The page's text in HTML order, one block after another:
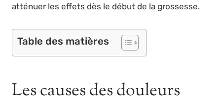
atténuer les effets dès le début de la grossesse.
Table des matières
Les causes des douleurs